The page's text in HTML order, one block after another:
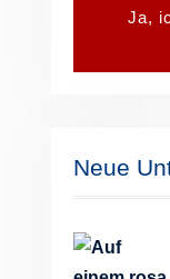
Ja,
Neue